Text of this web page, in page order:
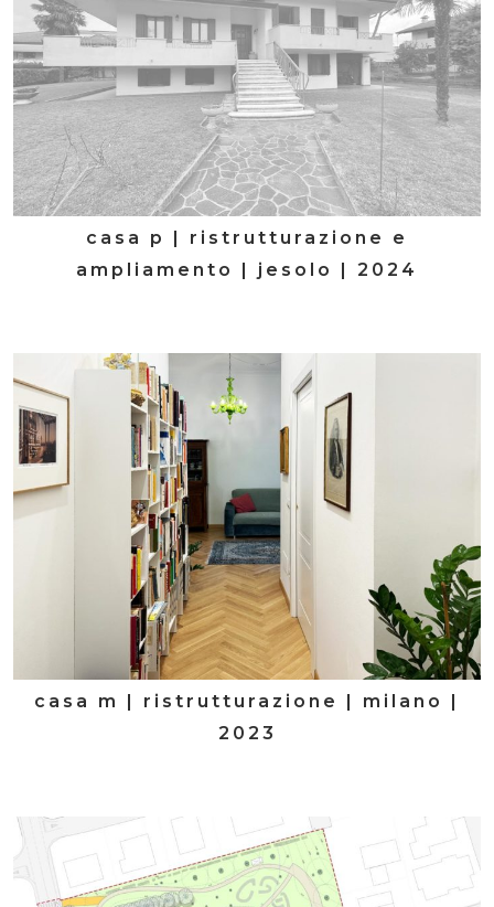
casa p | ristrutturazione e
ampliamento | jesolo | 2024
casa m | ristrutturazione | milano |
2023